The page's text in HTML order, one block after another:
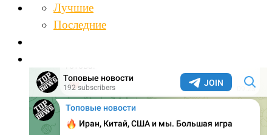
Лучшие
Последние